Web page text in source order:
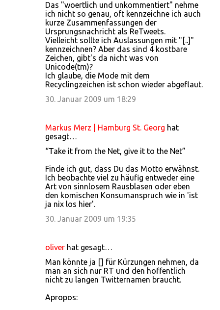
Das "woertlich und unkommentiert" nehme
ich nicht so genau, oft kennzeichne ich auch
kurze Zusammenfassungen der
Ursprungsnachricht als ReTweets.
Vielleicht sollte ich Auslassungen mit "[..]"
kennzeichnen? Aber das sind 4 kostbare
Zeichen, gibt's da nicht was von
Unicode(tm)?
Ich glaube, die Mode mit dem
Recyclingzeichen ist schon wieder abgeflaut.
30. Januar 2009 um 18:29
Markus Merz | Hamburg St. Georg hat
gesagt…
“Take it from the Net, give it to the Net”
Finde ich gut, dass Du das Motto erwähnst.
Ich beobachte viel zu häufig entweder eine
Art von sinnlosem Rausblasen oder eben
den komischen Konsumanspruch wie in 'ist
ja nix los hier'.
30. Januar 2009 um 19:35
oliver hat gesagt…
Man könnte ja [] für Kürzungen nehmen, da
man an sich nur RT und den hoffentlich
nicht zu langen Twitternamen braucht.
Apropos: